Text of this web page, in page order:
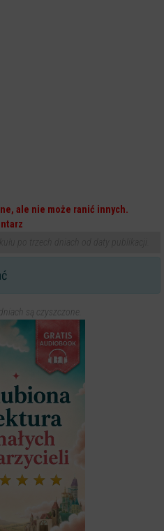
ale nie może ranić innych.
są czyszczone.